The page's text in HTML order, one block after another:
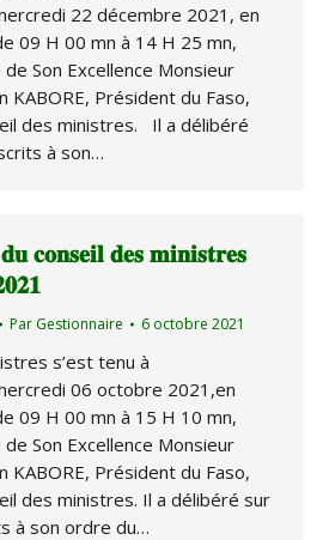
22 décembre 2021, en
09 H 00 mn à 14 H 25 mn,
Son Excellence Monsieur
KABORE, Président du Faso,
des ministres. Il a délibéré
à son…
𝐜𝐨𝐧𝐬𝐞𝐢𝐥 𝐝𝐞𝐬 𝐦𝐢𝐧𝐢𝐬𝐭𝐫𝐞𝐬
Par Gestionnaire 6 octobre 2021
s’est tenu à
06 octobre 2021,en
09 H 00 mn à 15 H 10 mn,
Son Excellence Monsieur
KABORE, Président du Faso,
des ministres. Il a délibéré sur
à son ordre du…